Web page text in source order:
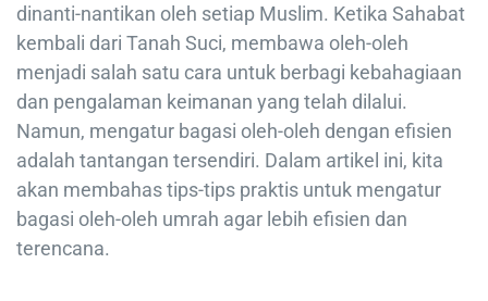
dinanti-nantikan oleh setiap Muslim. Ketika Sahabat
kembali dari Tanah Suci, membawa oleh-oleh
menjadi salah satu cara untuk berbagi kebahagiaan
dan pengalaman keimanan yang telah dilalui.
Namun, mengatur bagasi oleh-oleh dengan efisien
adalah tantangan tersendiri. Dalam artikel ini, kita
akan membahas tips-tips praktis untuk mengatur
bagasi oleh-oleh umrah agar lebih efisien dan
terencana.